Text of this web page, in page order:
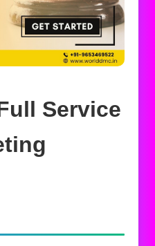
Service